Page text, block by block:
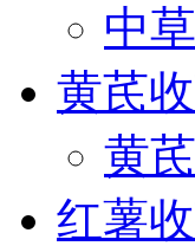
中
黄芪
黄
红薯